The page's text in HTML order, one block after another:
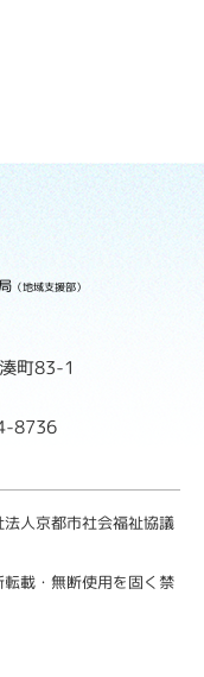
（地域支援部）
町83-1
8736
人京都市社会福祉協議
載・無断使用を固く禁